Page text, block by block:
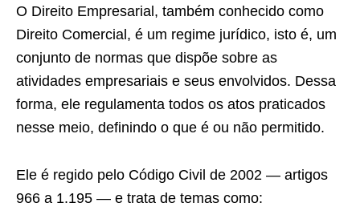
O Direito Empresarial, também conhecido como
Direito Comercial, é um regime jurídico, isto é, um
conjunto de normas que dispõe sobre as
atividades empresariais e seus envolvidos. Dessa
forma, ele regulamenta todos os atos praticados
nesse meio, definindo o que é ou não permitido.
Ele é regido pelo Código Civil de 2002 — artigos
966 a 1.195 — e trata de temas como: